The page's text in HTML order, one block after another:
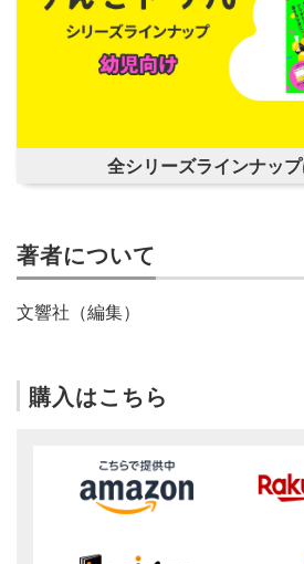
全シリーズラインナッ
著者について
文響社（編集）
購入はこちら